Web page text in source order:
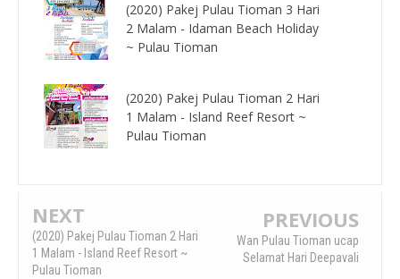
(2020) Pakej Pulau Tioman 3 Hari
2 Malam - Idaman Beach Holiday
~ Pulau Tioman
(2020) Pakej Pulau Tioman 2 Hari
1 Malam - Island Reef Resort ~
Pulau Tioman
NEXT
(2020) Pakej Pulau Tioman 2 Hari
1 Malam - Island Reef Resort ~
Pulau Tioman
PREVIOUS
Wan Pulau Tioman ucap
Selamat Hari Deepavali